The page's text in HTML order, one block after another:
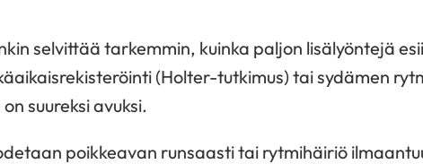
selvittää tarkemmin, kuinka paljon lisälyöntejä
(Holter-tutkimus) tai sydämen
suureksi avuksi.
poikkeavan runsaasti tai rytmihäiriö